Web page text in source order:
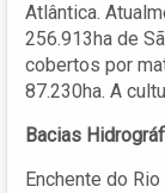
Atlântica.
256.913ha de
cobertos por
87.230ha. A
Bacias
Enchente do